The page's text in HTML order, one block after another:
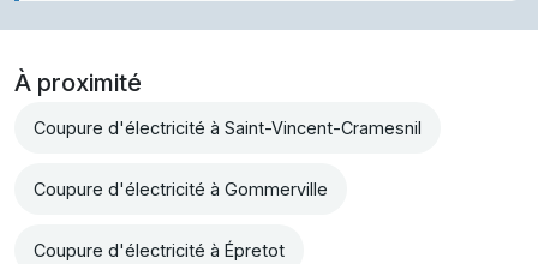
À proximité
Coupure d'électricité à Saint-Vincent-Cramesnil
Coupure d'électricité à Gommerville
Coupure d'électricité à Épretot